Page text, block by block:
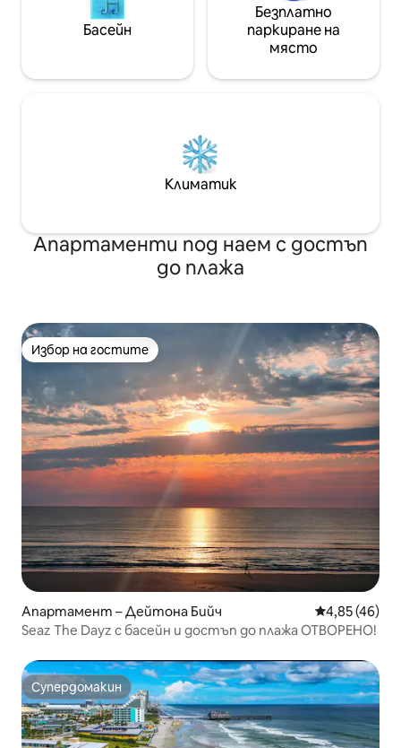
Басейн
Безплатно
паркиране на
място
Климатик
Апартаменти под наем с достъп
до плажа
Избор на гостите
Избор на гостите
Апартамент – Дейтона Бийч Средна
4,85 (46)
Seaz The Dayz с басейн и достъп до плажа ОТВОРЕНО!
Супердомакин
Супердомакин